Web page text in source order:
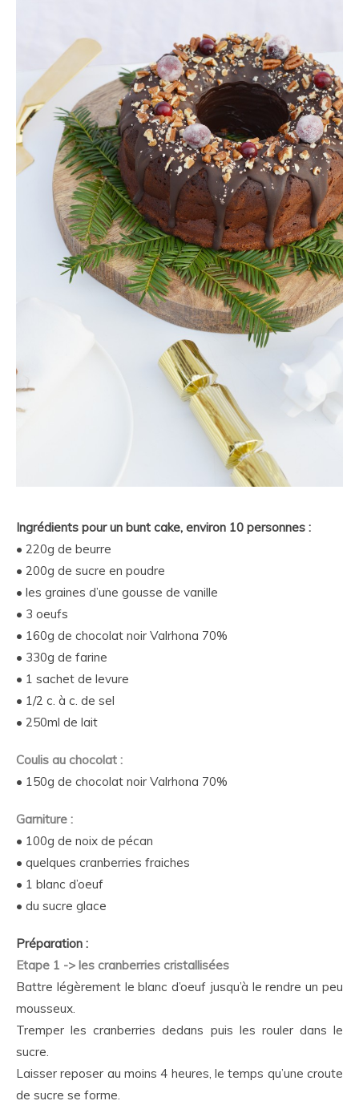
Ingrédients pour un bunt cake, environ 10 personnes :
• 220g de beurre
• 200g de sucre en poudre
• les graines d’une gousse de vanille
• 3 oeufs
• 160g de chocolat noir Valrhona 70%
• 330g de farine
• 1 sachet de levure
• 1/2 c. à c. de sel
• 250ml de lait
Coulis au chocolat :
• 150g de chocolat noir Valrhona 70%
Garniture :
• 100g de noix de pécan
• quelques cranberries fraiches
• 1 blanc d’oeuf
• du sucre glace
Préparation :
Etape 1 -> les cranberries cristallisées
Battre légèrement le blanc d’oeuf jusqu’à le rendre un peu
mousseux.
Tremper les cranberries dedans puis les rouler dans le
sucre.
Laisser reposer au moins 4 heures, le temps qu’une croute
de sucre se forme.